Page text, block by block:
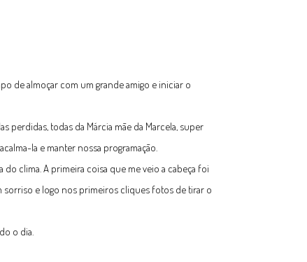
de almoçar com um grande amigo e iniciar o
perdidas, todas da Márcia mãe da Marcela, super
la e manter nossa programação.
clima. A primeira coisa que me veio a cabeça foi
sorriso e logo nos primeiros cliques fotos de tirar o
o dia.